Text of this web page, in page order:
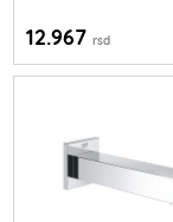
12.967rsd